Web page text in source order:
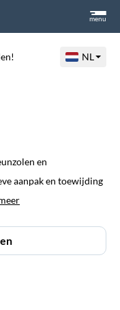
menu
NL
en
aanpak en toewijding